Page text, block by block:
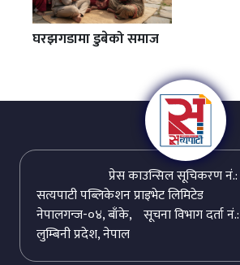
घरझगडामा डुबेको समाज
प्रेस काउन्सिल सूचिकरण
सत्यपाटी पब्लिकेशन प्राइभेट लिमिटेड
सूचना विभाग दर्ता
नेपालगन्ज-०४, बाँके,
लुम्बिनी प्रदेश, नेपाल